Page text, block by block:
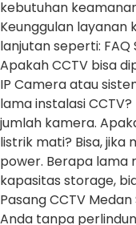
kebutuhan
Keunggulan layanan
lanjutan seperti:
Apakah CCTV bisa
IP Camera atau
lama instalasi
jumlah kamera.
listrik mati? Bisa, jika
power. Berapa lama
kapasitas storage,
Pasang CCTV
Anda tanpa